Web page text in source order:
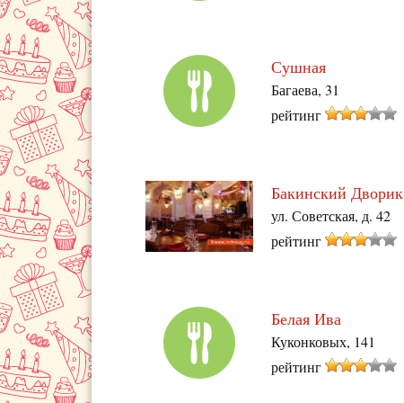
Сушная
Багаева, 31
рейтинг
Бакинский Дворик
ул. Советская, д. 42
рейтинг
Белая Ива
Куконковых, 141
рейтинг